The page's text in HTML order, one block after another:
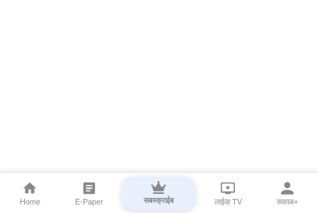
Home E-Paper सबस्क्राईब लाईव्ह TV सकाळ+